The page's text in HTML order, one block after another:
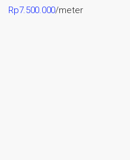
Rp7.500.000/meter